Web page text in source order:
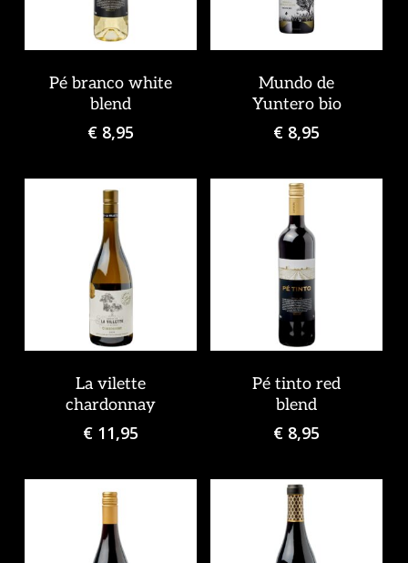
Pé branco white
blend
€8,95
Mundo de
Yuntero bio
€ 8,95
La vilette
chardonnay
€11,95
Pé tinto red
blend
€ 8,95